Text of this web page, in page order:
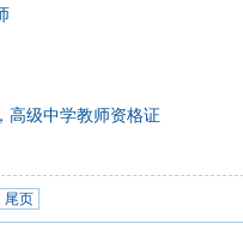
高级中学教师资格证
尾页